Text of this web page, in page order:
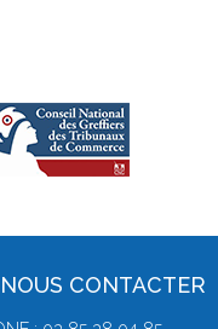
CONTACTER